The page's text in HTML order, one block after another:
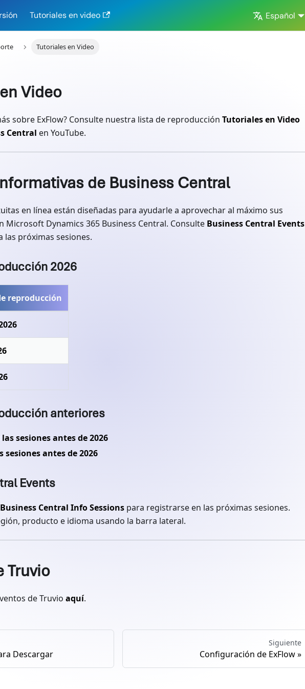
Tutoriales en video Español
Tutoriales en Video
Video
sobre ExFlow? Consulte nuestra lista de reproducción Tutoriales en Video
Central en YouTube.
de Business Central
en línea están diseñadas para ayudarle a aprovechar al máximo sus
Microsoft Dynamics 365 Business Central. Consulte Business Central Events
las próximas sesiones.
2026
reproducción
anteriores
sesiones antes de 2026
sesiones antes de 2026
Events
Central Info Sessions para registrarse en las próximas sesiones.
producto e idioma usando la barra lateral.
Truvio
de Truvio aquí.
Descargar
Siguiente
Configuración de ExFlow